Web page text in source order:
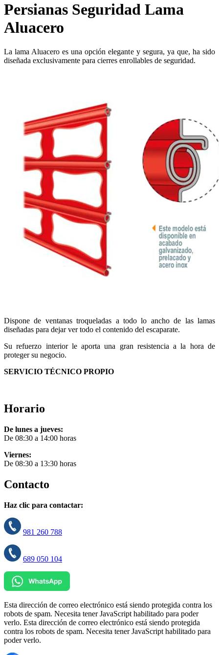
Persianas Seguridad Lama
Aluacero
La lama Aluacero es una opción elegante y segura, ya que, ha sido
diseñada exclusivamente para cierres enrollables de seguridad.
Dispone de ventanas troqueladas a todo lo ancho de las lamas
diseñadas para dejar ver todo el contenido del escaparate.
Su refuerzo interior le aporta una gran resistencia a la hora de
proteger su negocio.
SERVICIO TÉCNICO PROPIO
Horario
De lunes a jueves:
De 08:30 a 14:00 horas
Viernes:
De 08:30 a 13:30 horas
Contacto
Haz clic para contactar:
981 260 788
689 050 104
Esta dirección de correo electrónico está siendo protegida contra los
robots de spam. Necesita tener JavaScript habilitado para poder
verlo. Esta dirección de correo electrónico está siendo protegida
contra los robots de spam. Necesita tener JavaScript habilitado para
poder verlo.